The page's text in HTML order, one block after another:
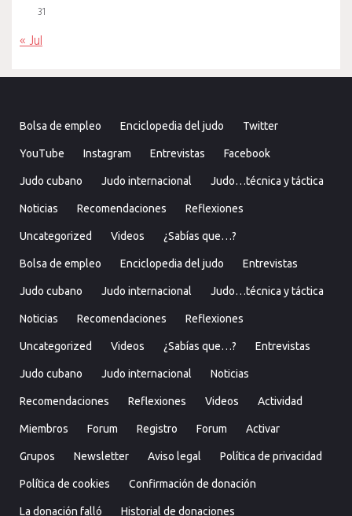
31
« Jul
Bolsa de empleo Enciclopedia del judo Twitter
YouTube Instagram Entrevistas Facebook
Judo cubano Judo internacional Judo…técnica y táctica
Noticias Recomendaciones Reflexiones
Uncategorized Videos ¿Sabías que…?
Bolsa de empleo Enciclopedia del judo Entrevistas
Judo cubano Judo internacional Judo…técnica y táctica
Noticias Recomendaciones Reflexiones
Uncategorized Videos ¿Sabías que…? Entrevistas
Judo cubano Judo internacional Noticias
Recomendaciones Reflexiones Videos Actividad
Miembros Forum Registro Forum Activar
Grupos Newsletter Aviso legal Política de privacidad
Política de cookies Confirmación de donación
La donación falló Historial de donaciones